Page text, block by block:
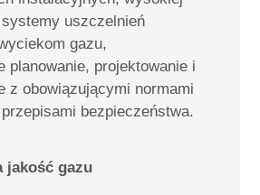
uszczelnień
gazu,
planowanie, projektowanie i
z obowiązującymi normami
bezpieczeństwa.
jakość gazu